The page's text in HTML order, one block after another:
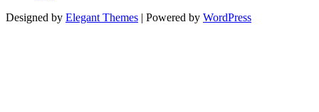
Designed by Elegant Themes | Powered by WordPress